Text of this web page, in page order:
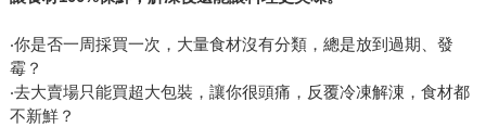
‧你是否一周採買一次，大量食材沒有分類，總是放到過期、發
霉？
‧去大賣場只能買超大包裝，讓你很頭痛，反覆冷凍解涷，食材都
不新鮮？